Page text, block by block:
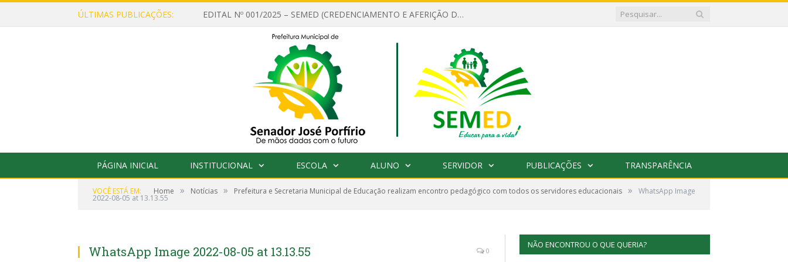
ÚLTIMAS PUBLICAÇÕES: EDITAL Nº 001/2025 – SEMED (CREDENCIAMENTO E AFERIÇÃO DE CRITÉRIOS TÉCNICOS DE MÉRITO E DESEMPENHO PARA PROVIMENTO DO CARGO OU FUNÇÃO DE GESTOR ESCOLAR DAS UNIDADES DE ENSINO DA REDE MUNICIPAL DE SENADOR JO)
PÁGINA INICIAL INSTITUCIONAL ESCOLA ALUNO SERVIDOR PUBLICAÇÕES TRANSPARÊNCIA
VOCÊ ESTÁ EM: Home » Notícias » Prefeitura e Secretaria Municipal de Educação realizam encontro pedagógico com todos os servidores educacionais » WhatsApp Image
2022-08-05 at 13.13.55
WhatsApp Image 2022-08-05 at 13.13.55 0
NÃO ENCONTROU O QUE QUERIA?